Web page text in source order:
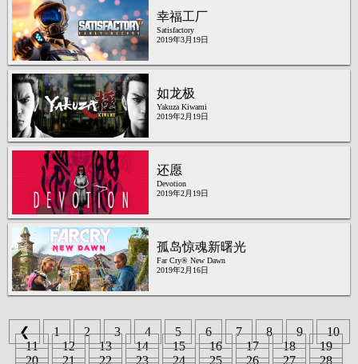
幸福工厂
Satisfactory
2019年3月19日
如龙极
Yakuza Kiwami
2019年2月19日
还愿
Devotion
2019年2月19日
孤岛惊魂新曙光
Far Cry® New Dawn
2019年2月16日
❮ 1 2 3 4 5 6 7 8 9
10
11
12 13 14 15 16 17 18
19
20
21 22 23 24 25 26 27 28